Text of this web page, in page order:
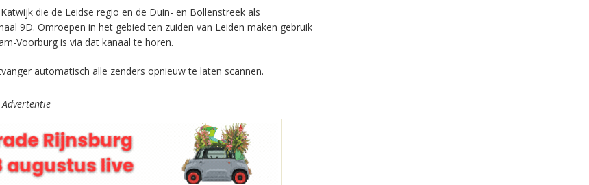
die de Leidse regio en de Duin- en Bollenstreek als
9D. Omroepen in het gebied ten zuiden van Leiden maken gebruik
Voorburg is via dat kanaal te horen.
automatisch alle zenders opnieuw te laten scannen.
Advertentie